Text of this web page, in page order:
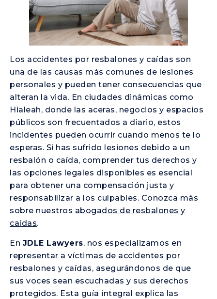
Los accidentes por resbalones y caídas son
una de las causas más comunes de lesiones
personales y pueden tener consecuencias que
alteran la vida. En ciudades dinámicas como
Hialeah, donde las aceras, negocios y espacios
públicos son frecuentados a diario, estos
incidentes pueden ocurrir cuando menos te lo
esperas. Si has sufrido lesiones debido a un
resbalón o caída, comprender tus derechos y
las opciones legales disponibles es esencial
para obtener una compensación justa y
responsabilizar a los culpables. Conozca más
sobre nuestros abogados de resbalones y
caídas.
En JDLE Lawyers, nos especializamos en
representar a víctimas de accidentes por
resbalones y caídas, asegurándonos de que
sus voces sean escuchadas y sus derechos
protegidos. Esta guía integral explica las